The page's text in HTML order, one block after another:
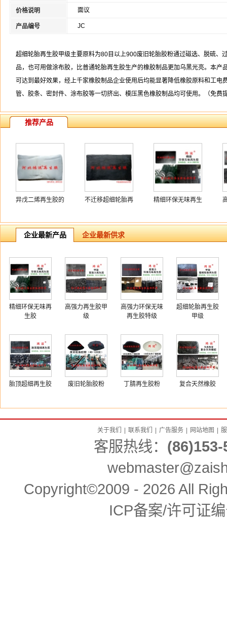
价格说明 面议
产品编号 JC
超细轮胎再生胶甲级主要原料为80目以上900废旧轮胎胶粉通过磁选、脱硫
品，也可用做涂布胶，比普通轮胎再生胶生产的橡胶制品更加乌黑光亮。本
可达到最好效果，经上千家橡胶制品企业使用后均能显著降低橡胶原料和工
管、胶条、密封件、涂布胶等一切挤出、模压黑色橡胶制品均可使用。（免费
推荐产品
异戊二烯再生胶的
不迁移超细轮胎再
精细环保无味再生
企业最新产品 企业最新供求
精细环保无味再
生胶
高强力再生胶甲
级
高强力环保无味
再生胶特级
超细轮胎再生胶
甲级
胎顶超细再生胶 废旧轮胎胶粉 丁腈再生胶粉 复合天然橡胶
关于我们 联系我们 广告服务 网站地图
客服热线：
Copyright©2009 - 2026 All
ICP备案/许可证